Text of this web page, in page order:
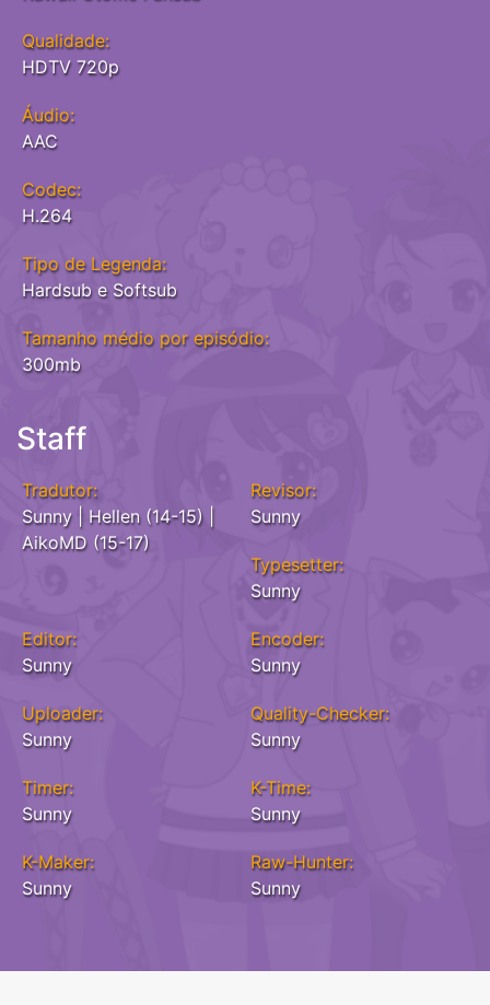
Qualidade:
HDTV 720p
Áudio:
AAC
Codec:
H.264
Tipo de Legenda:
Hardsub e Softsub
Tamanho médio por episódio:
300mb
Staff
Tradutor:
Sunny | Hellen (14-15) |
AikoMD (15-17)
Revisor:
Sunny
Typesetter:
Sunny
Editor:
Sunny
Encoder:
Sunny
Uploader:
Sunny
Quality-Checker:
Sunny
Timer:
Sunny
K-Time:
Sunny
K-Maker:
Sunny
Raw-Hunter:
Sunny